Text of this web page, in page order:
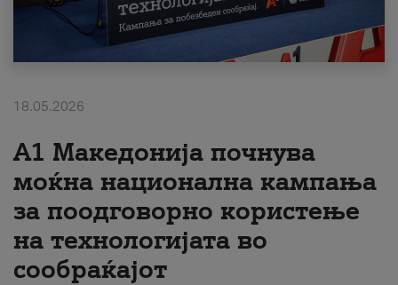
Поддршка
Надополни кредит
#ПодобарОнлајн
18.05.2026
A1 Македонија почнува
моќна национална кампања
за поодговорно користење
на технологијата во
сообраќајот